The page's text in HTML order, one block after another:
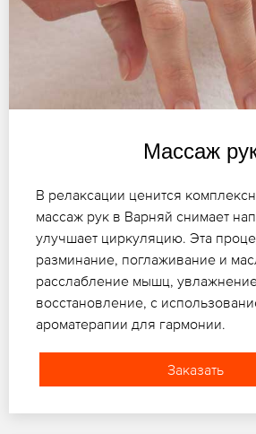
Массаж
В релаксации ценится
массаж рук в Варняй снимает
улучшает циркуляцию. Эта
разминание, поглаживание и
расслабление мышц,
восстановление, с
ароматерапии для гармонии.
Заказать